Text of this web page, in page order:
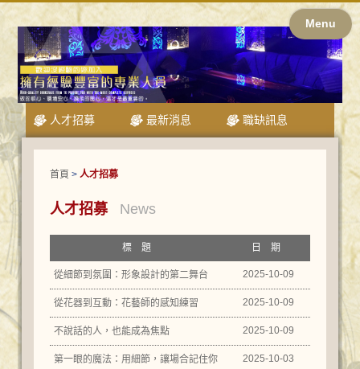
Menu
人才招募 最新消息 職缺訊息
首頁 >人才招募
人才招募 News
標題 日期
從細節到氛圍：形象設計的第二舞台 2025-10-09
從花器到互動：花藝師的感知練習 2025-10-09
不說話的人，也能成為焦點 2025-10-09
第一眼的魔法：用細節，讓場合記住你 2025-10-03